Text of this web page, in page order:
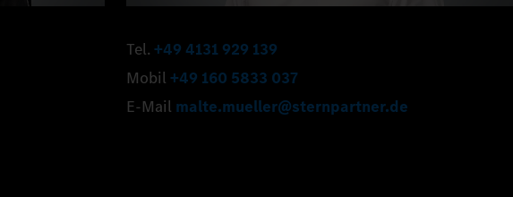
Tel. +49 4131 929 139
Mobil +49 160 5833 037
E-Mail malte.mueller@sternpartner.de